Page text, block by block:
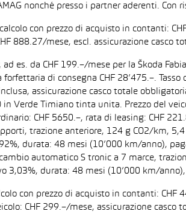
nonché presso i partner aderenti. Con
con prezzo di acquisto in contanti:
888.27/mese, escl. assicurazione casco
es. da CHF 199.–/mese per la Škoda
di consegna CHF 28’475.–.
assicurazione casco totale
Verde Timiano tinta unita. Prezzo del
CHF 5650.–, rata di leasing: CHF
trazione anteriore, 124 g CO2/km,
durata: 48 mesi (10’000 km/anno),
automatico S tronic a 7 marce,
3,03%, durata: 48 mesi (10’000 km/
con prezzo di acquisto in contanti:
CHF 299.–/mese, assicurazione